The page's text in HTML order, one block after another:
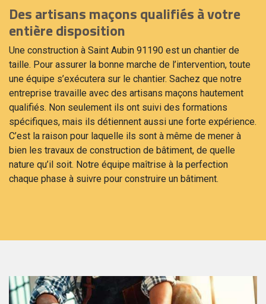
Des artisans maçons qualifiés à votre
entière disposition
Une construction à Saint Aubin 91190 est un chantier de
taille. Pour assurer la bonne marche de l’intervention, toute
une équipe s’exécutera sur le chantier. Sachez que notre
entreprise travaille avec des artisans maçons hautement
qualifiés. Non seulement ils ont suivi des formations
spécifiques, mais ils détiennent aussi une forte expérience.
C’est la raison pour laquelle ils sont à même de mener à
bien les travaux de construction de bâtiment, de quelle
nature qu’il soit. Notre équipe maîtrise à la perfection
chaque phase à suivre pour construire un bâtiment.